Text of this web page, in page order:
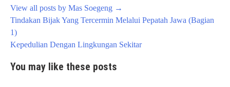
View all posts by Mas Soegeng →
Post
navigation
Tindakan Bijak Yang Tercermin Melalui Pepatah Jawa (Bagian
1)
Kepedulian Dengan Lingkungan Sekitar
You may like these posts